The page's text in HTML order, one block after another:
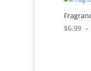
$6.99 –